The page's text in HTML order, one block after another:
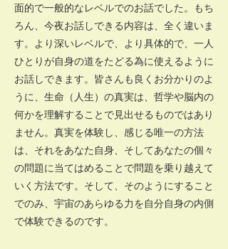
面的で一般的なレベルでのお話でした。もち
ろん、今夜お話しできる内容は、全く違いま
す。より深いレベルで、より具体的で、一人
ひとりが自身の道をたどる為に使えるように
お話しできます。皆さんも良くお分かりのよ
うに、生命（人生）の真実は、哲学や脳内の
何かを理解することで見出せるものではあり
ません。真実を体験し、感じる唯一の方法
は、それをあなた自身、そしてあなたの個々
の問題に当てはめることで問題を乗り越えて
いく方法です。そして、そのようにすること
でのみ、宇宙のあらゆる力を自分自身の内側
で体験できるのです。